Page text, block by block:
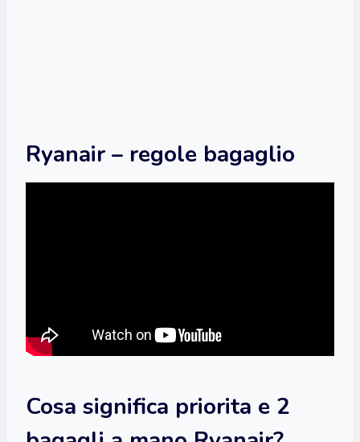
Ryanair – regole bagaglio
Cosa significa priorita e 2